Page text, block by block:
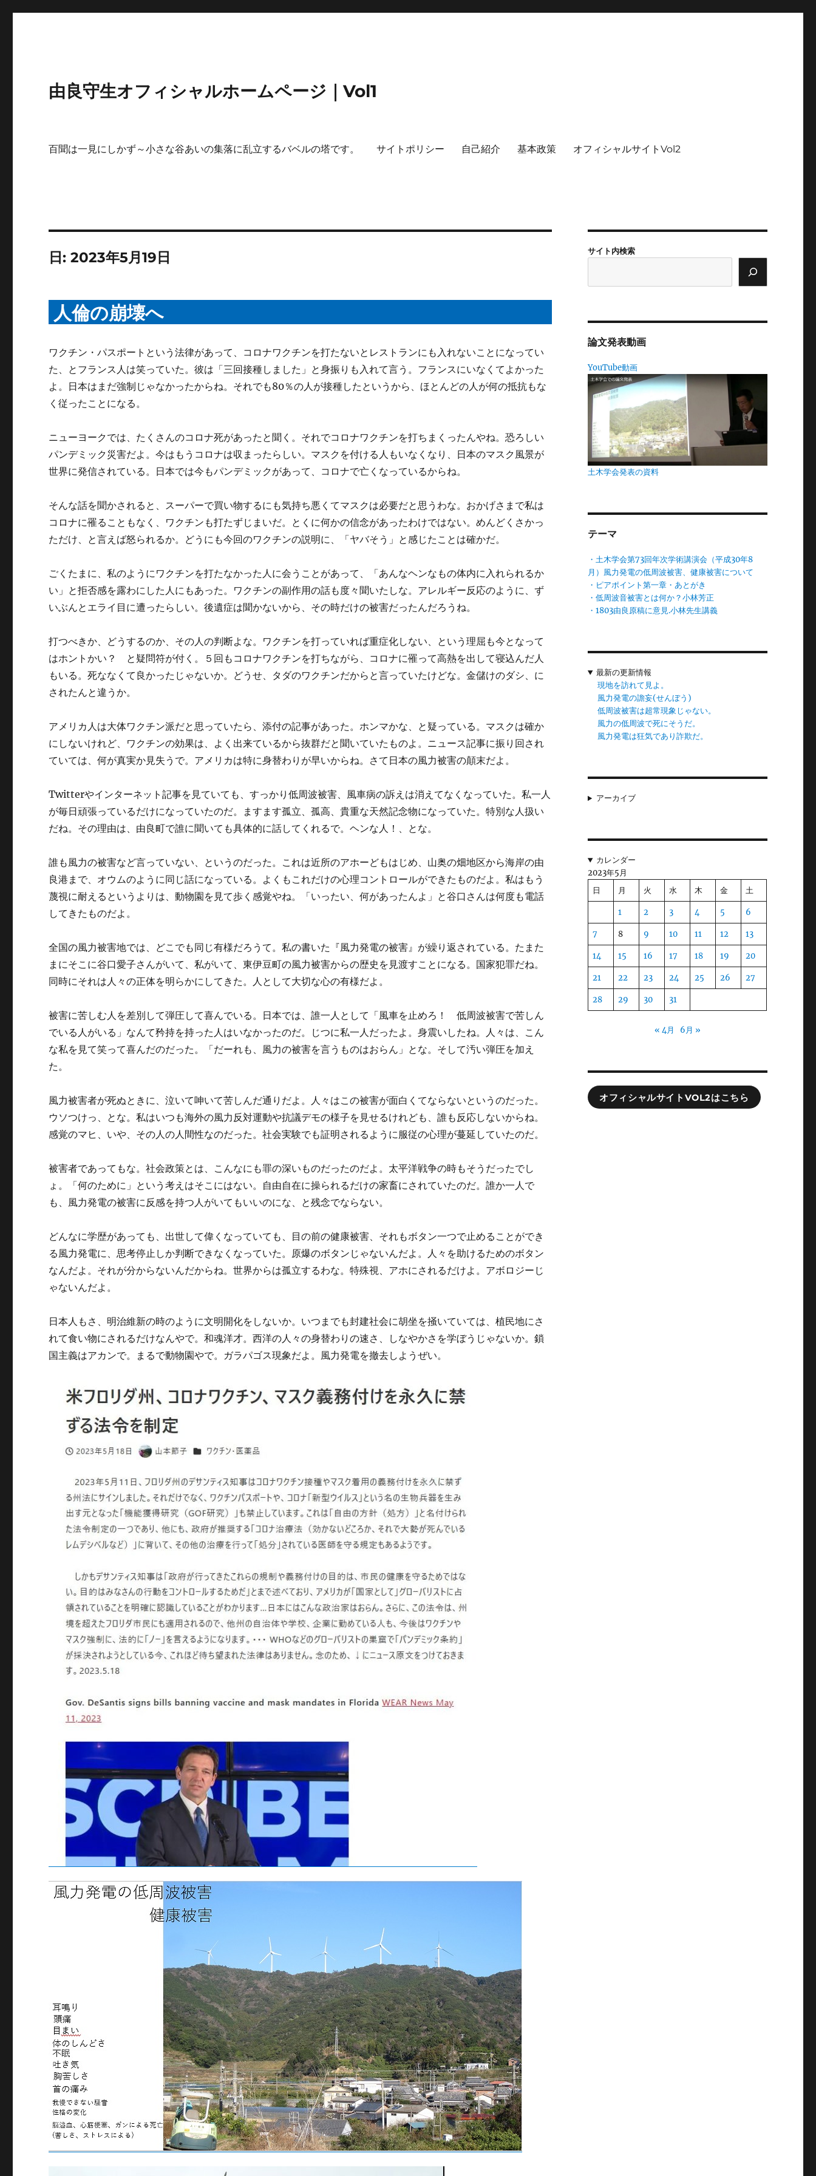
由良守生オフィシャルホームページ｜Vol1
百聞は一見にしかず～小さな谷あいの集落に乱立するバベルの塔です。 サイトポリシー 自己紹介 基本政策 オフィシャルサイトVol2
日:2023年5月19日
人倫の崩壊へ
ワクチン・パスポートという法律があって、コロナワクチンを打たないとレストランにも入れないことになってい
た、とフランス人は笑っていた。彼は「三回接種しました」と身振りも入れて言う。フランスにいなくてよかった
よ。日本はまだ強制じゃなかったからね。それでも80％の人が接種したというから、ほとんどの人が何の抵抗もな
く従ったことになる。
ニューヨークでは、たくさんのコロナ死があったと聞く。それでコロナワクチンを打ちまくったんやね。恐ろしい
パンデミック災害だよ。今はもうコロナは収まったらしい。マスクを付ける人もいなくなり、日本のマスク風景が
世界に発信されている。日本では今もパンデミックがあって、コロナで亡くなっているからね。
そんな話を聞かされると、スーパーで買い物するにも気持ち悪くてマスクは必要だと思うわな。おかげさまで私は
コロナに罹ることもなく、ワクチンも打たずじまいだ。とくに何かの信念があったわけではない。めんどくさかっ
ただけ、と言えば怒られるか。どうにも今回のワクチンの説明に、「ヤバそう」と感じたことは確かだ。
ごくたまに、私のようにワクチンを打たなかった人に会うことがあって、「あんなヘンなもの体内に入れられるか
い」と拒否感を露わにした人にもあった。ワクチンの副作用の話も度々聞いたしな。アレルギー反応のように、ず
いぶんとエライ目に遭ったらしい。後遺症は聞かないから、その時だけの被害だったんだろうね。
打つべきか、どうするのか、その人の判断よな。ワクチンを打っていれば重症化しない、という理屈も今となって
はホントかい？ と疑問符が付く。５回もコロナワクチンを打ちながら、コロナに罹って高熱を出して寝込んだ人
もいる。死ななくて良かったじゃないか。どうせ、タダのワクチンだからと言っていたけどな。金儲けのダシ、に
されたんと違うか。
アメリカ人は大体ワクチン派だと思っていたら、添付の記事があった。ホンマかな、と疑っている。マスクは確か
にしないけれど、ワクチンの効果は、よく出来ているから抜群だと聞いていたものよ。ニュース記事に振り回され
ていては、何が真実か見失うで。アメリカは特に身替わりが早いからね。さて日本の風力被害の顛末だよ。
Twitterやインターネット記事を見ていても、すっかり低周波被害、風車病の訴えは消えてなくなっていた。私一人
が毎日頑張っているだけになっていたのだ。ますます孤立、孤高、貴重な天然記念物になっていた。特別な人扱い
だね。その理由は、由良町で誰に聞いても具体的に話してくれるで。ヘンな人！、とな。
誰も風力の被害など言っていない、というのだった。これは近所のアホーどもはじめ、山奥の畑地区から海岸の由
良港まで、オウムのように同じ話になっている。よくもこれだけの心理コントロールができたものだよ。私はもう
蔑視に耐えるというよりは、動物園を見て歩く感覚やね。「いったい、何があったんよ」と谷口さんは何度も電話
してきたものだよ。
全国の風力被害地では、どこでも同じ有様だろうて。私の書いた『風力発電の被害』が繰り返されている。たまた
まにそこに谷口愛子さんがいて、私がいて、東伊豆町の風力被害からの歴史を見渡すことになる。国家犯罪だね。
同時にそれは人々の正体を明らかにしてきた。人として大切な心の有様だよ。
被害に苦しむ人を差別して弾圧して喜んでいる。日本では、誰一人として「風車を止めろ！ 低周波被害で苦しん
でいる人がいる」なんて矜持を持った人はいなかったのだ。じつに私一人だったよ。身震いしたね。人々は、こん
な私を見て笑って喜んだのだった。「だーれも、風力の被害を言うものはおらん」とな。そして汚い弾圧を加え
た。
風力被害者が死ぬときに、泣いて呻いて苦しんだ通りだよ。人々はこの被害が面白くてならないというのだった。
ウソつけっ、とな。私はいつも海外の風力反対運動や抗議デモの様子を見せるけれども、誰も反応しないからね。
感覚のマヒ、いや、その人の人間性なのだった。社会実験でも証明されるように服従の心理が蔓延していたのだ。
被害者であってもな。社会政策とは、こんなにも罪の深いものだったのだよ。太平洋戦争の時もそうだったでし
ょ。「何のために」という考えはそこにはない。自由自在に操られるだけの家畜にされていたのだ。誰か一人で
も、風力発電の被害に反感を持つ人がいてもいいのにな、と残念でならない。
どんなに学歴があっても、出世して偉くなっていても、目の前の健康被害、それもボタン一つで止めることができ
る風力発電に、思考停止しか判断できなくなっていた。原爆のボタンじゃないんだよ。人々を助けるためのボタン
なんだよ。それが分からないんだからね。世界からは孤立するわな。特殊視、アホにされるだけよ。アボロジーじ
ゃないんだよ。
日本人もさ、明治維新の時のように文明開化をしないか。いつまでも封建社会に胡坐を掻いていては、植民地にさ
れて食い物にされるだけなんやで。和魂洋才。西洋の人々の身替わりの速さ、しなやかさを学ぼうじゃないか。鎖
国主義はアカンで。まるで動物園やで。ガラパゴス現象だよ。風力発電を撤去しようぜい。
サイト内検索
論文発表動画
YouTube動画
土木学会発表の資料
テーマ
・土木学会第73回年次学術講演会（平成30年8
月）風力発電の低周波被害、健康被害について
・ピアポイント第一章・あとがき
・低周波音被害とは何か？小林芳正
・1803由良原稿に意見.小林先生講義
最新の更新情報
現地を訪れて見よ。
風力発電の譫妄(せんぼう)
低周波被害は超常現象じゃない。
風力の低周波で死にそうだ。
風力発電は狂気であり詐欺だ。
アーカイブ
カレンダー
2023年5月
日
月 火 水 木 金 土
1 2 3 4 5 6
7 8 9 10 11 12 13
14 15 16 17 18 19 20
21 22 23 24 25 26 27
28 29 30 31
« 4月 6月 »
オフィシャルサイトVOL2はこちら